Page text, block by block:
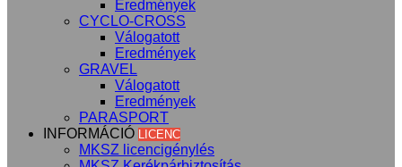
Eredmények
CYCLO-CROSS
Válogatott
Eredmények
GRAVEL
Válogatott
Eredmények
PARASPORT
INFORMÁCIÓ LICENC
MKSZ licencigénylés